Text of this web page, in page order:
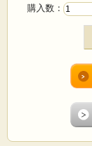
購入数：